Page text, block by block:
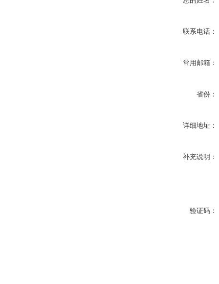
联系电话：
常用邮箱：
省份：
详细地址：
补充说明：
验证码：